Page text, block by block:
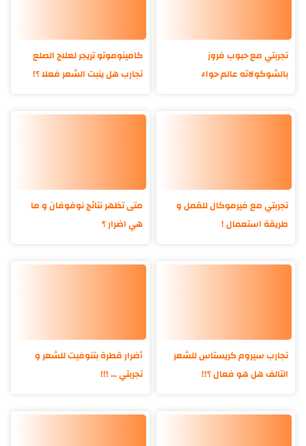
تجربتي مع حبوب فروز
بالشوكولاته عالم حواء
كامينوموتو تريجر لعلاج الصلع
تجارب هل ينبت الشعر فعلا ؟!
تجربتي مع فيرموكال للقمل و
طريقة استعمال !
متى تظهر نتائج نوفوفان و ما
هي اضرار ؟
تجارب سيروم كريستاس للشعر
التالف هل هو فعال ؟!!
أضرار قطرة بتنوفيت للشعر و
تجربتي ... !!!